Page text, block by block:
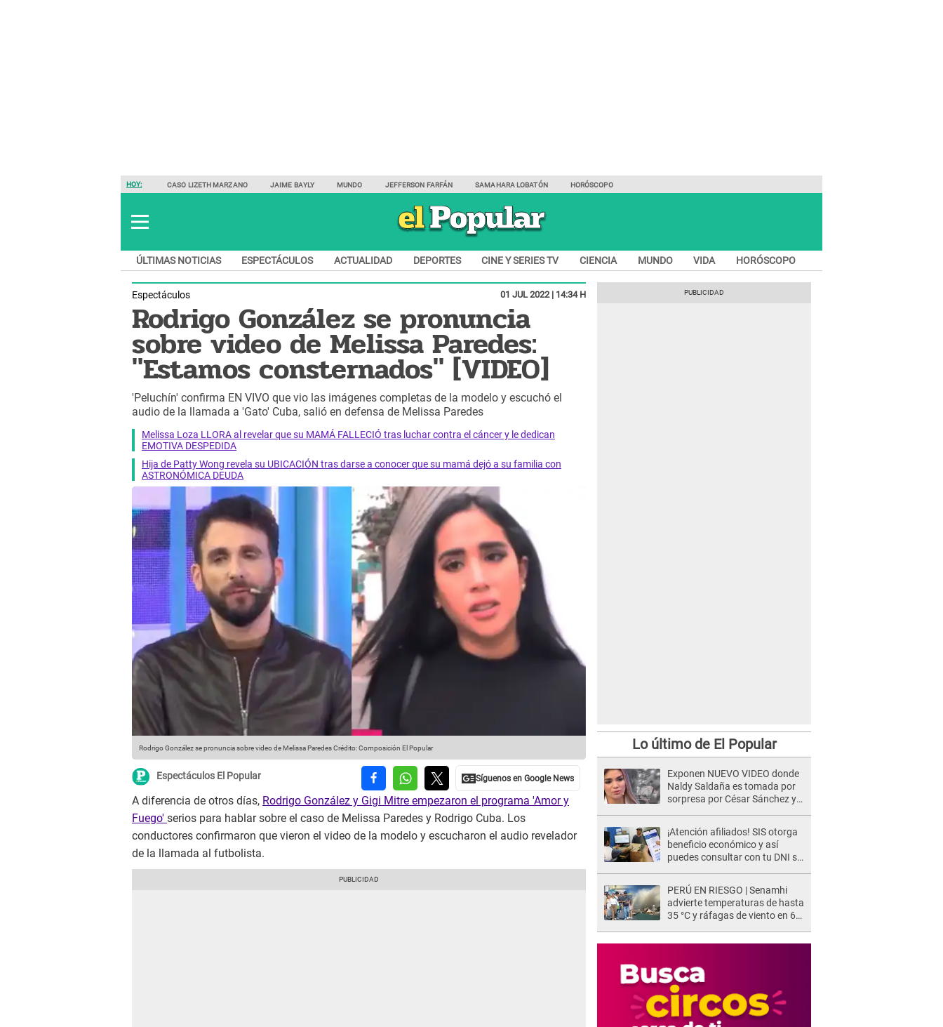
HOY: CASO LIZETH MARZANO JAIME BAYLY MUNDO JEFFERSON FARFÁN SAMAHARA LOBATÓN HORÓSCOPO
ÚLTIMAS NOTICIAS ESPECTÁCULOS ACTUALIDAD DEPORTES CINE Y SERIES TV CIENCIA MUNDO VIDA HORÓSCOPO
Espectáculos 01 JUL 2022 | 14:34 H
Rodrigo González se pronuncia
sobre video de Melissa Paredes:
"Estamos consternados" [VIDEO]
'Peluchín' confirma EN VIVO que vio las imágenes completas de la modelo y escuchó el
audio de la llamada a 'Gato' Cuba, salió en defensa de Melissa Paredes
Melissa Loza LLORA al revelar que su MAMÁ FALLECIÓ tras luchar contra el cáncer y le dedican
EMOTIVA DESPEDIDA
Hija de Patty Wong revela su UBICACIÓN tras darse a conocer que su mamá dejó a su familia con
ASTRONÓMICA DEUDA
Rodrigo González se pronuncia sobre video de Melissa ParedesCrédito: Composición El Popular
Espectáculos El Popular
A diferencia de otros días, Rodrigo González y Gigi Mitre empezaron el programa 'Amor y
Fuego' serios para hablar sobre el caso de Melissa Paredes y Rodrigo Cuba. Los
conductores confirmaron que vieron el video de la modelo y escucharon el audio revelador
de la llamada al futbolista.
Lo último de El Popular
Exponen NUEVO VIDEO donde
Naldy Saldaña es tomada por
sorpresa por César Sánchez y
¡Atención afiliados! SIS otorga
beneficio económico y así
puedes consultar con tu DNI si
PERÚ EN RIESGO | Senamhi
advierte temperaturas de hasta
35 °C y ráfagas de viento en 6